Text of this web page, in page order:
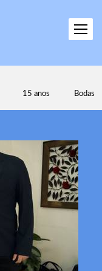
15 anos Bodas